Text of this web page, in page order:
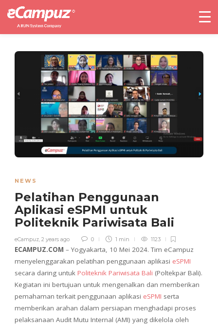
NEWS
Pelatihan Penggunaan
Aplikasi eSPMI untuk
Politeknik Pariwisata Bali
eCampuz, 2 years ago 0 1 min 1123
ECAMPUZ.COM – Yogyakarta, 10 Mei 2024. Tim eCampuz
menyelenggarakan pelatihan penggunaan aplikasi eSPMI
secara daring untuk Politeknik Pariwisata Bali (Poltekpar Bali).
Kegiatan ini bertujuan untuk mengenalkan dan memberikan
pemahaman terkait penggunaan aplikasi eSPMI serta
memberikan arahan dalam persiapan menghadapi proses
pelaksanaan Audit Mutu Internal (AMI) yang dikelola oleh